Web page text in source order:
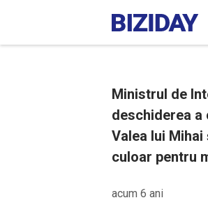
Ministrul de
deschiderea a
Valea lui
culoar pentru
acum 6 ani